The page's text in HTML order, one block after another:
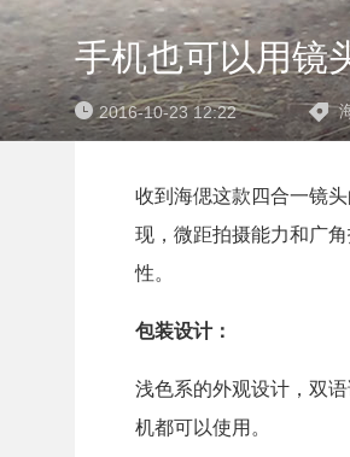
手机也可以用
2016-10-23 12:22
收到海偲这款四合一镜
现，微距拍摄能力和广
性。
包装设计：
浅色系的外观设计，双
机都可以使用。